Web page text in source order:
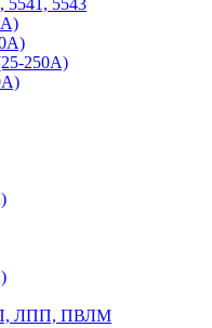
5541, 5543
А)
250А)
ЛПП, ПВЛМ